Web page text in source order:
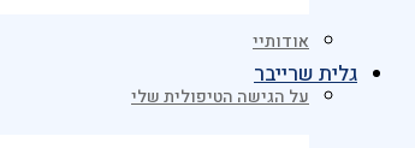
אודותיי
על הגישה הטיפולית שלי
גלית שרייבר